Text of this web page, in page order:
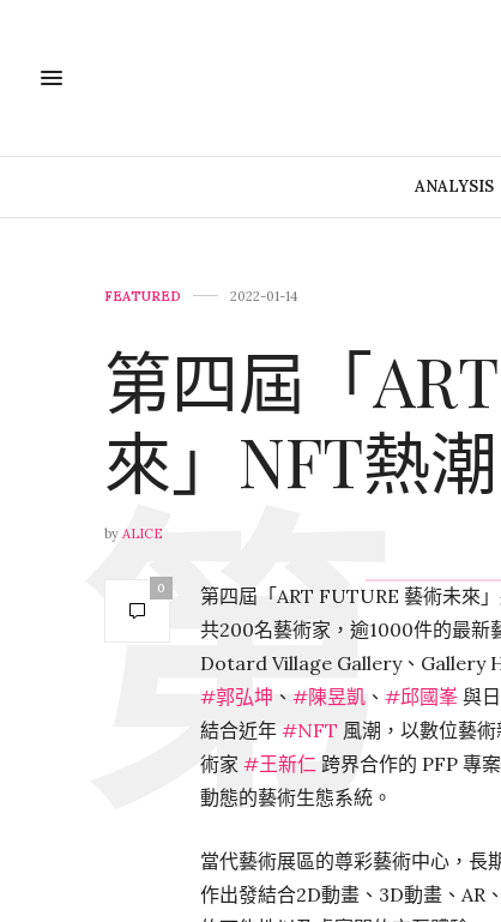
ANALYSIS
FEATURED 2022-01-14
第四屆「
來」NFT熱
by ALICE
0
第四屆「ART FUTURE 藝術未來
共200名藝術家，逾1000件的最新
Dotard Village Gallery、Gallery
#郭弘坤 、 #陳昱凱 、 #邱國峯 與
結合近年 #NFT 風潮，以數位藝
術家 #王新仁 跨界合作的 PFP 專
動態的藝術生態系統。
當代藝術展區的尊彩藝術中心，長
作出發結合2D動畫、3D動畫、AR